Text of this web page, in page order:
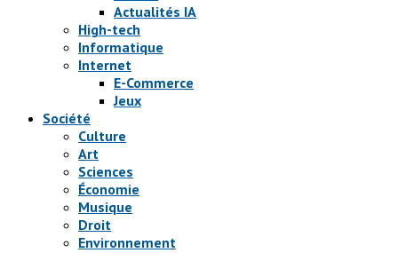
Actualités IA
High-tech
Informatique
Internet
E-Commerce
Jeux
Société
Culture
Art
Sciences
Économie
Musique
Droit
Environnement